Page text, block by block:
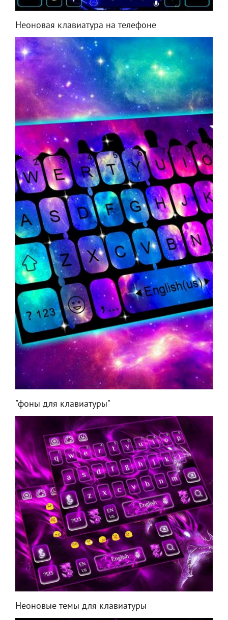
Неоновая клавиатура на телефоне
"фоны для клавиатуры"
Неоновые темы для клавиатуры